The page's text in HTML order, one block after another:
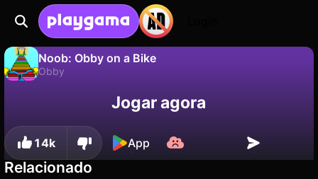
Noob: Obby on a Bike
Obby
Salve o progresso!Jogar agora
14k App
Relacionado